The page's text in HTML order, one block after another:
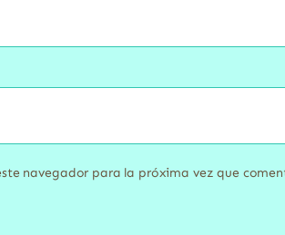
navegador para la próxima vez que